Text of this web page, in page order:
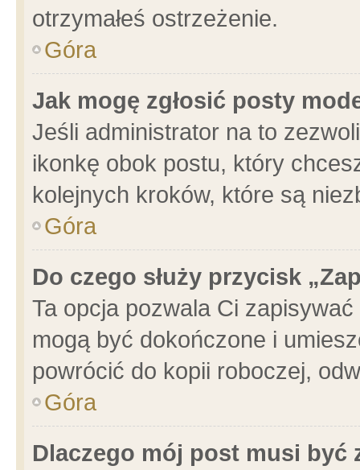
otrzymałeś ostrzeżenie.
Góra
Jak mogę zgłosić posty
Jeśli administrator na to
ikonkę obok postu, który
kolejnych kroków, które są
Góra
Do czego służy przycisk
Ta opcja pozwala Ci
mogą być dokończone i
powrócić do kopii roboczej,
Góra
Dlaczego mój post musi być